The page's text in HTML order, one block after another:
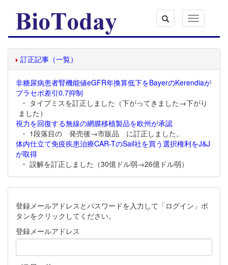
Toggle
navigation
訂正記事（一覧）
非糖尿病患者腎機能値eGFR年換算低下をBayerのKerendiaが
プラセボ差引0.7抑制
・ タイプミスを訂正しました（下がってきました→下がり
ました）
視力を回復する無線の網膜移植製品を欧州が承認
・ 1段落目の 発売後→市販品 に訂正しました。
体内仕立て免疫疾患治療CAR-TのSail社を買う選択権利をJ&J
が取得
・ 誤解を訂正しました（30億ドル弱→26億ドル弱）
登録メールアドレスとパスワードを入力して「ログイン」ボ
タンをクリックしてください。
登録メールアドレス